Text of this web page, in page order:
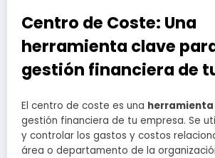
Centro de Coste: Una
herramienta clave
gestión financiera de
El centro de coste es una
gestión financiera de tu empresa. Se
y controlar los gastos y costos
área o departamento de la